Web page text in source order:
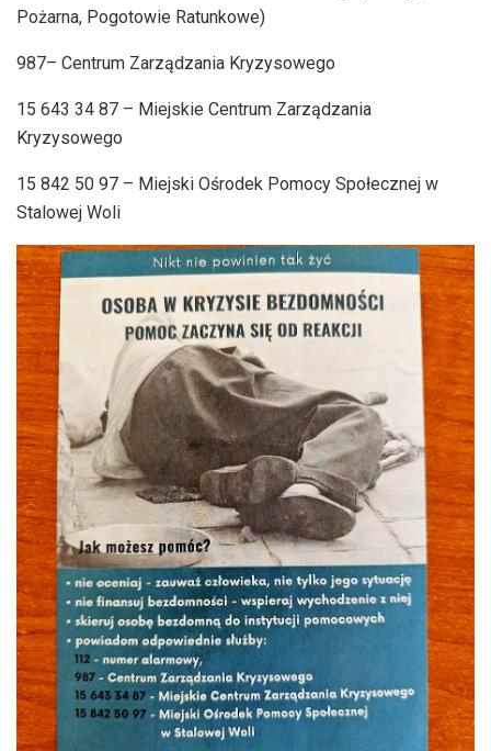
Pożarna, Pogotowie Ratunkowe)
987– Centrum Zarządzania Kryzysowego
15 643 34 87 – Miejskie Centrum Zarządzania
Kryzysowego
15 842 50 97 – Miejski Ośrodek Pomocy Społecznej w
Stalowej Woli